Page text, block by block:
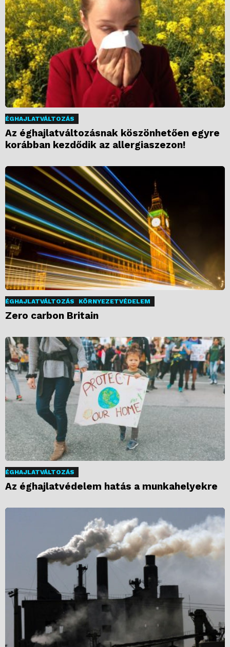
ÉGHAJLATVÁLTOZÁS
Az éghajlatváltozásnak köszönhetően egyre
korábban kezdődik az allergiaszezon!
ÉGHAJLATVÁLTOZÁS KÖRNYEZETVÉDELEM
Zero carbon Britain
ÉGHAJLATVÁLTOZÁS
Az éghajlatvédelem hatás a munkahelyekre